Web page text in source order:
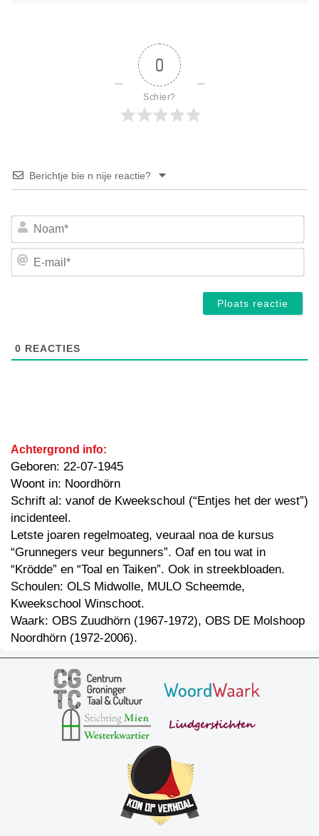
0
Schier?
Berichtje bie n nije reactie?
E-
0 REACTIES
Achtergrond info:
Geboren: 22-07-1945
Woont in: Noordhörn
Schrift al: vanof de Kweekschoul (“Entjes het der west”)
incidenteel.
Letste joaren regelmoateg, veuraal noa de kursus
“Grunnegers veur begunners”. Oaf en tou wat in
“Krödde” en “Toal en Taiken”. Ook in streekbloaden.
Schoulen: OLS Midwolle, MULO Scheemde,
Kweekschool Winschoot.
Waark: OBS Zuudhörn (1967-1972), OBS DE Molshoop
Noordhörn (1972-2006).